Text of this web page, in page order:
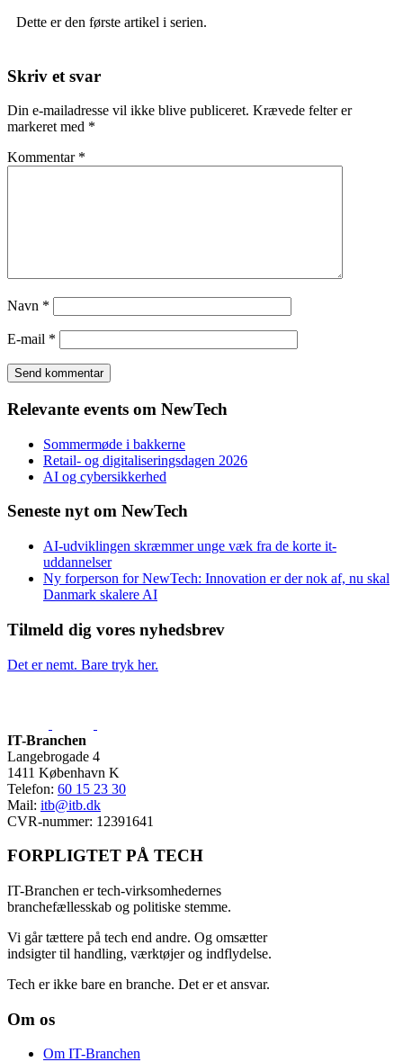
Dette er den første artikel i serien.
Skriv et svar
Din e-mailadresse vil ikke blive publiceret. Krævede felter er
markeret med *
Kommentar *
Navn *
E-mail *
Relevante events om NewTech
Sommermøde i bakkerne
Retail- og digitaliseringsdagen 2026
AI og cybersikkerhed
Seneste nyt om NewTech
AI-udviklingen skræmmer unge væk fra de korte it-
uddannelser
Ny forperson for NewTech: Innovation er der nok af, nu skal
Danmark skalere AI
Tilmeld dig vores nyhedsbrev
Det er nemt. Bare tryk her.
IT-Branchen
Langebrogade 4
1411 København K
Telefon: 60 15 23 30
Mail: itb@itb.dk
CVR-nummer: 12391641
FORPLIGTET PÅ TECH
IT-Branchen er tech-virksomhedernes
branchefællesskab og politiske stemme.
Vi går tættere på tech end andre. Og omsætter
indsigter til handling, værktøjer og indflydelse.
Tech er ikke bare en branche. Det er et ansvar.
Om os
Om IT-Branchen